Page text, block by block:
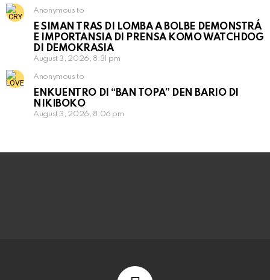
Anonymous to
E SIMAN TRAS DI LOMBA A BOLBE DEMONSTRÁ
E IMPORTANSIA DI PRENSA KOMO WATCHDOG
DI DEMOKRASIA
August 3, 2026, 8:31 pm
Anonymous to
ENKUENTRO DI “BAN TOPA” DEN BARIO DI
NIKIBOKO
August 3, 2026, 8:06 pm